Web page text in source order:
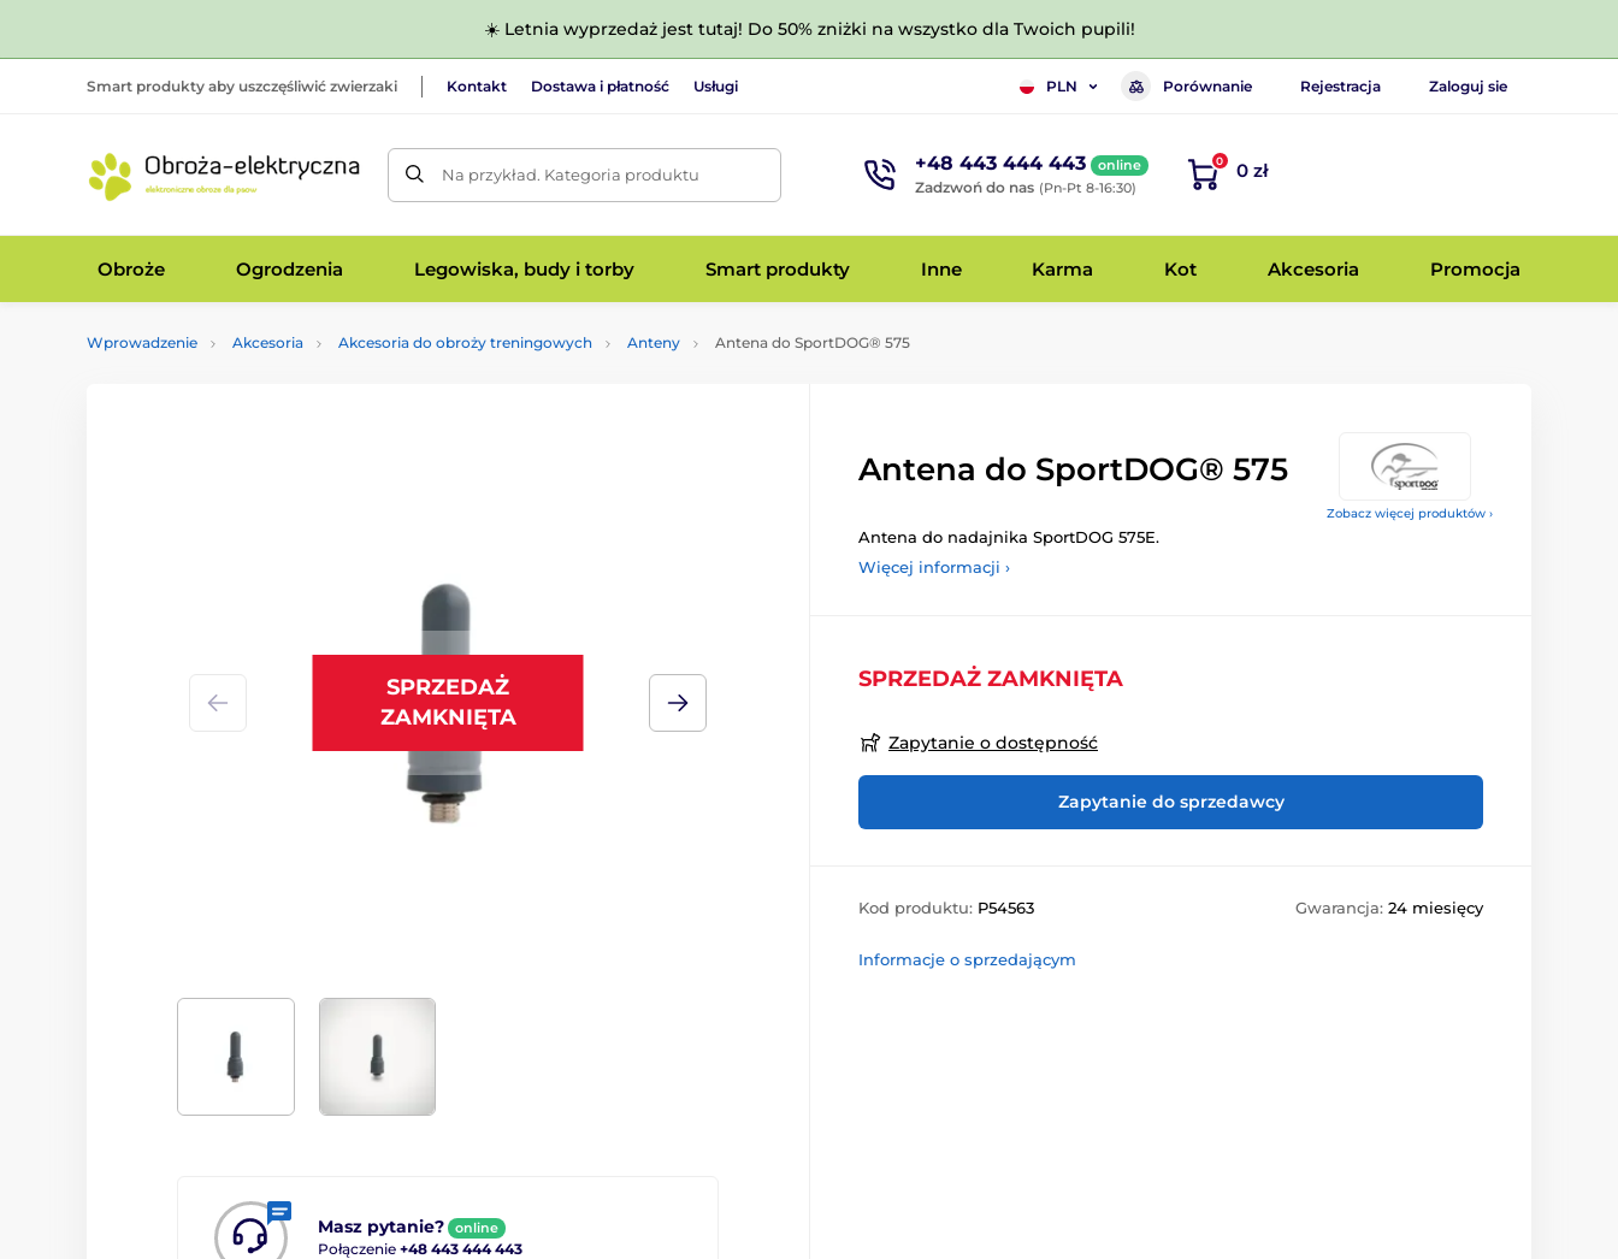
☀️ Letnia wyprzedaż jest tutaj! Do 50% zniżki na wszystko dla Twoich pupili!
Smart produkty aby uszczęśliwić zwierzaki Kontakt Dostawa i płatność Usługi PLN Porównanie Rejestracja Zaloguj sie
Na przykład. Kategoria produktu +48 443 444 443 online
Zadzwoń do nas (Pn-Pt 8-16:30)
0 0 zł
Obroże Ogrodzenia Legowiska, budy i torby Smart produkty Inne Karma Kot Akcesoria Promocja
Wprowadzenie Akcesoria Akcesoria do obroży treningowych Anteny Antena do SportDOG® 575
Zobacz więcej produktów ›
SPRZEDAŻ
ZAMKNIĘTA
Masz pytanie? online
Połączenie +48 443 444 443
Antena do SportDOG® 575
Antena do nadajnika SportDOG 575E.
Więcej informacji ›
SPRZEDAŻ ZAMKNIĘTA
Zapytanie o dostępność
Zapytanie do sprzedawcy
Kod produktu: P54563 Gwarancja: 24 miesięcy
Informacje o sprzedającym